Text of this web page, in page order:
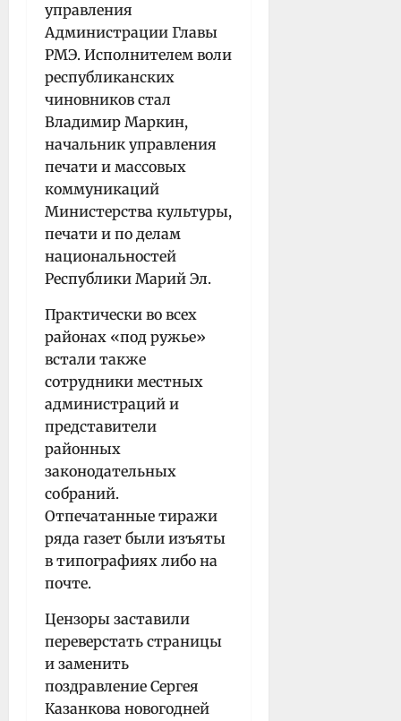
управления
Администрации Главы
РМЭ. Исполнителем воли
республиканских
чиновников стал
Владимир Маркин,
начальник управления
печати и массовых
коммуникаций
Министерства культуры,
печати и по делам
национальностей
Республики Марий Эл.
Практически во всех
районах «под ружье»
встали также
сотрудники местных
администраций и
представители
районных
законодательных
собраний.
Отпечатанные тиражи
ряда газет были изъяты
в типографиях либо на
почте.
Цензоры заставили
переверстать страницы
и заменить
поздравление Сергея
Казанкова новогодней